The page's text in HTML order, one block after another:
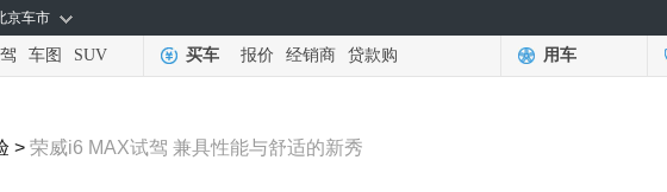
京车市
车图 SUV 买车 报价 经销商 贷款购 用车
> 荣威i6 MAX试驾 兼具性能与舒适的新秀